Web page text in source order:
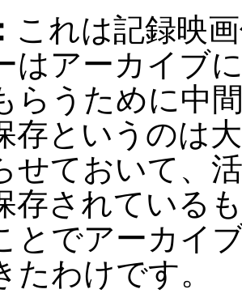
これは記録映
はアーカイブ
らうために中
存というのは
せておいて、
存されている
とでアーカイ
たわけです。